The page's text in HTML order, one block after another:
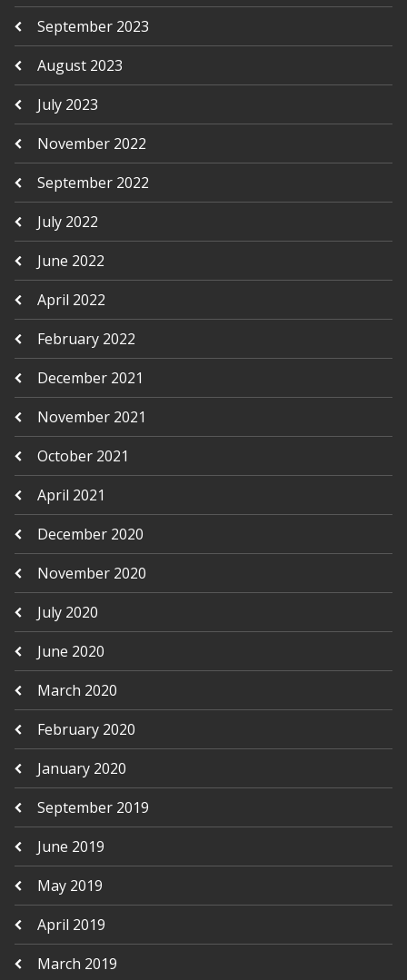
September 2023
August 2023
July 2023
November 2022
September 2022
July 2022
June 2022
April 2022
February 2022
December 2021
November 2021
October 2021
April 2021
December 2020
November 2020
July 2020
June 2020
March 2020
February 2020
January 2020
September 2019
June 2019
May 2019
April 2019
March 2019